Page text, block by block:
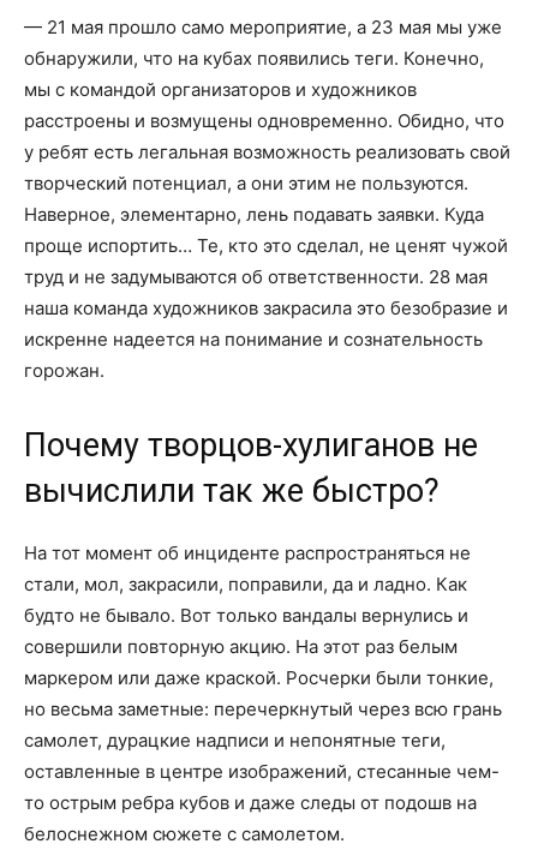
— 21 мая прошло само мероприятие, а 23 мая мы уже
обнаружили, что на кубах появились теги. Конечно,
мы с командой организаторов и художников
расстроены и возмущены одновременно. Обидно, что
у ребят есть легальная возможность реализовать свой
творческий потенциал, а они этим не пользуются.
Наверное, элементарно, лень подавать заявки. Куда
проще испортить… Те, кто это сделал, не ценят чужой
труд и не задумываются об ответственности. 28 мая
наша команда художников закрасила это безобразие и
искренне надеется на понимание и сознательность
горожан.
Почему творцов-хулиганов не
вычислили так же быстро?
На тот момент об инциденте распространяться не
стали, мол, закрасили, поправили, да и ладно. Как
будто не бывало. Вот только вандалы вернулись и
совершили повторную акцию. На этот раз белым
маркером или даже краской. Росчерки были тонкие,
но весьма заметные: перечеркнутый через всю грань
самолет, дурацкие надписи и непонятные теги,
оставленные в центре изображений, стесанные чем-
то острым ребра кубов и даже следы от подошв на
белоснежном сюжете с самолетом.